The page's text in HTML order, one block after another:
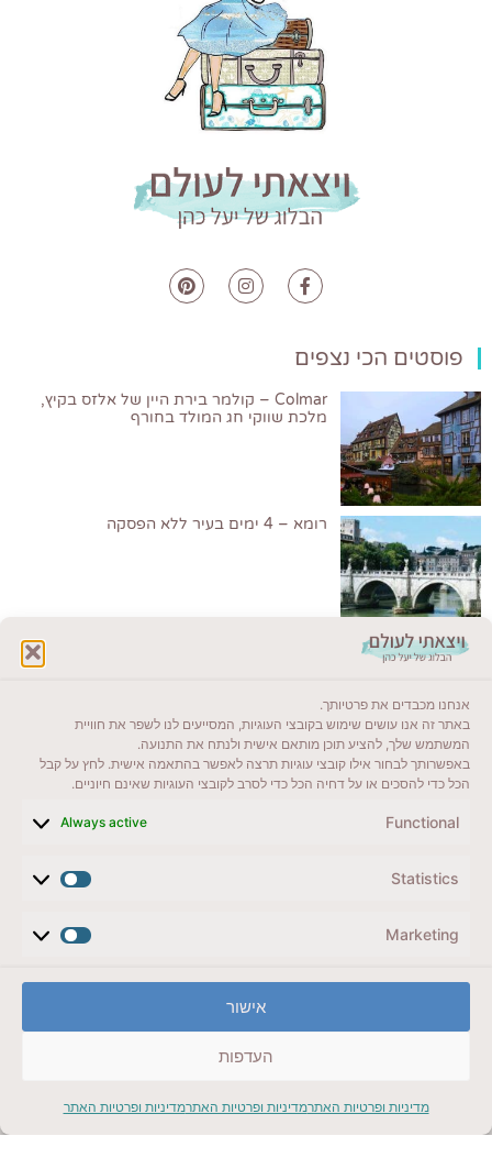
אנחנו מכבדים את פרטיותך.
באתר זה אנו עושים שימוש בקובצי העוגיות, המסייעים לנו לשפר את חוויית
המשתמש שלך, להציע תוכן מותאם אישית ולנתח את התנועה.
באפשרותך לבחור אילו קובצי עוגיות תרצה לאפשר בהתאמה אישית. לחץ על קבל
הכל כדי להסכים או על דחיה הכל כדי לסרב לקובצי העוגיות שאינם חיוניים.
Functional
Always active
Statistics
Marketing
אישור
העדפות
מדיניות ופרטיות האתרמדיניות ופרטיות האתרמדיניות ופרטיות האתר
פוסטים הכי נצפים
Colmar – קולמר בירת היין של אלזס בקיץ,
מלכת שווקי חג המולד בחורף
רומא – 4 ימים בעיר ללא הפסקה
לקרוא בבלוג שלי
ייעדים מומלצים
veyatsati.laolam@gmail.com
הצהרת נגישות